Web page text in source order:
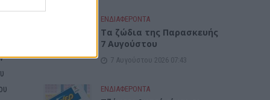
ΕΝΔΙΑΦΕΡΟΝΤΑ
Tα ζώδια της Παρασκευής
7 Αυγούστου
7 Αυγούστου 2026 07:43
ΕΝΔΙΑΦΕΡΟΝΤΑ